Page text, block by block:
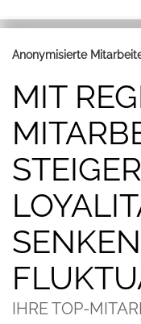
Anonymisierte
MIT
IHRE TOP-